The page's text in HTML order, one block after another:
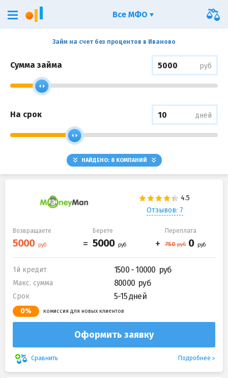
Займ на счет без процентов в Иваново
Сумма займа руб
На срок дней
НАЙДЕНО: 8КОМПАНИЙ
Отзывов: 7
Возвращаете Берете Переплата
1й кредит 1500 - 10000
Макс. сумма 80000
Срок 5-15 дней
0% комиссия для новых клиентов
Оформить заявку
Сравнить Подробнее
Все МФО